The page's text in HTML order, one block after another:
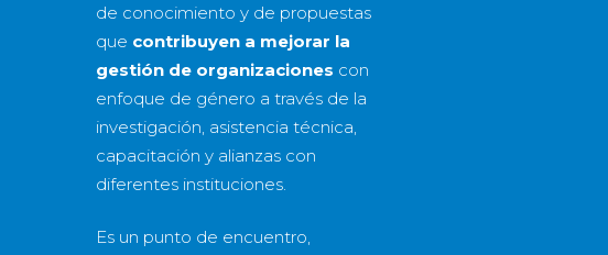
de conocimiento y de propuestas
que contribuyen a mejorar la
gestión de organizaciones con
enfoque de género a través de la
investigación, asistencia técnica,
capacitación y alianzas con
diferentes instituciones.
Es un punto de encuentro,